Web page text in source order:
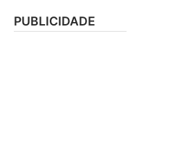
PUBLICIDADE